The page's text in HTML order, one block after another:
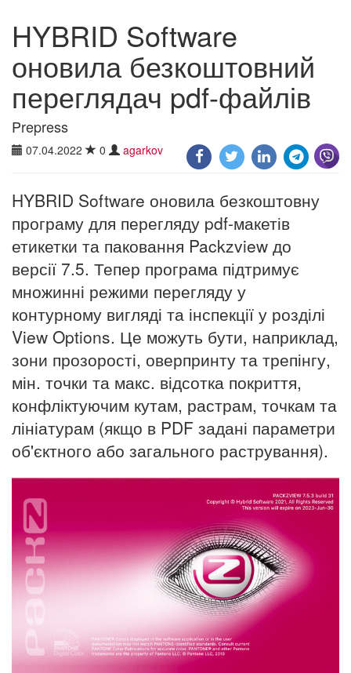
HYBRID Software
оновила безкоштовний
переглядач pdf-файлів
Prepress
07.04.2022 0 agarkov
HYBRID Software оновила безкоштовну
програму для перегляду pdf-макетів
етикетки та паковання Packzview до
версії 7.5. Тепер програма підтримує
множинні режими перегляду у
контурному вигляді та інспекції у розділі
View Options. Це можуть бути, наприклад,
зони прозорості, оверпринту та трепінгу,
мін. точки та макс. відсотка покриття,
конфліктуючим кутам, растрам, точкам та
лініатурам (якщо в PDF задані параметри
об'єктного або загального растрування).